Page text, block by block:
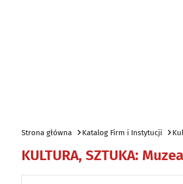
Strona główna Katalog Firm i Instytucji
KULTURA, SZTUKA: Muzea